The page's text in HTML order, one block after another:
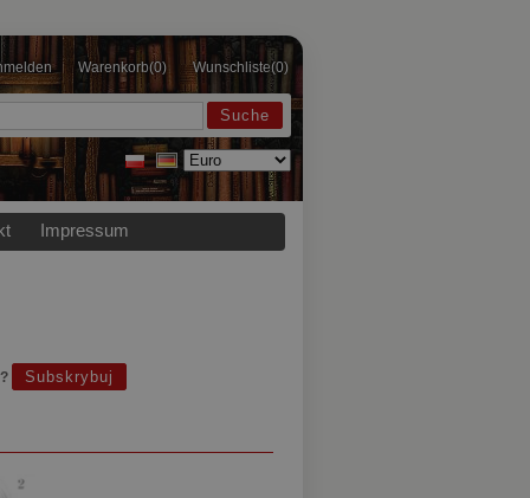
Warenkorb(0) Wunschliste(0)
Impressum
Subskrybuj